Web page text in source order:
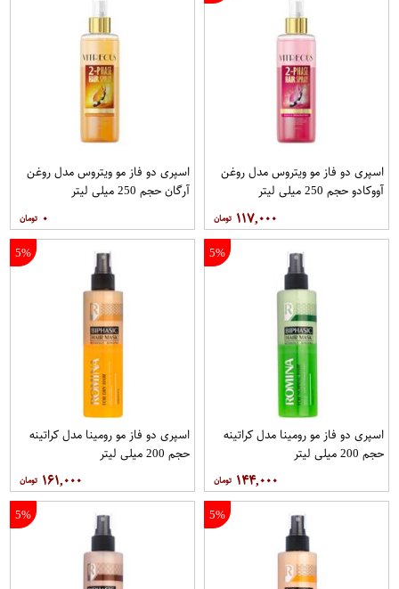
اسپری دو فاز مو ویتروس مدل روغن
آووکادو حجم 250 میلی لیتر
۱۱۷,۰۰۰
اسپری دو فاز مو ویتروس مدل روغن
آرگان حجم 250 میلی لیتر
۰
5%
اسپری دو فاز مو رومینا مدل کراتینه
حجم 200 میلی لیتر
۱۴۴,۰۰۰
5%
اسپری دو فاز مو رومینا مدل کراتینه
حجم 200 میلی لیتر
۱۶۱,۰۰۰
5%
5%